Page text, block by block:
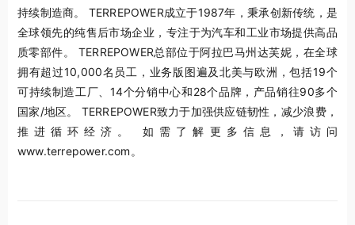
持续制造商。 TERREPOWER成立于1987年，秉承创新传统，是
全球领先的纯售后市场企业，专注于为汽车和工业市场提供高品
质零部件。 TERREPOWER总部位于阿拉巴马州达芙妮，在全球
拥有超过10,000名员工，业务版图遍及北美与欧洲，包括19个
可持续制造工厂、14个分销中心和28个品牌，产品销往90多个
国家/地区。 TERREPOWER致力于加强供应链韧性，减少浪费，
推进循环经济。 如需了解更多信息，请访问
www.terrepower.com。